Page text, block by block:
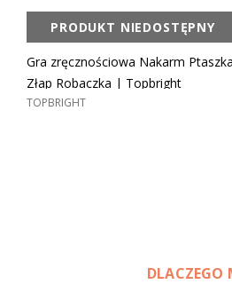
Gra zręcznościowa Nakarm Ptaszka
Złap Robaczka | Topbright
TOPBRIGHT
PRODUKT NIEDOSTĘPNY
DLACZEGO